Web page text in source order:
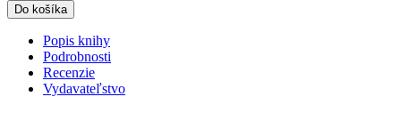
Do košíka
Popis knihy
Podrobnosti
Recenzie
Vydavateľstvo